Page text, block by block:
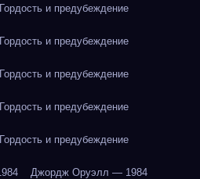
и предубеждение
и предубеждение
и предубеждение
и предубеждение
и предубеждение
Джордж Оруэлл — 1984